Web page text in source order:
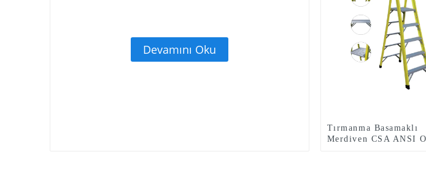
Devamını Oku
Tırmanma Basamaklı
Merdiven CSA ANSI